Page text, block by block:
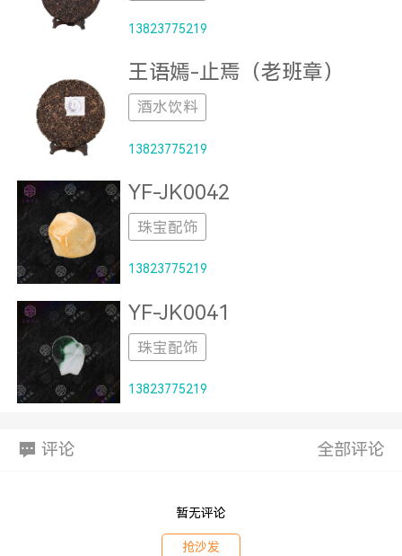
13823775219
王语嫣-止焉（老班章）
酒水饮料
13823775219
YF-JK0042
珠宝配饰
13823775219
YF-JK0041
珠宝配饰
13823775219
评论 全部评论
暂无评论
抢沙发